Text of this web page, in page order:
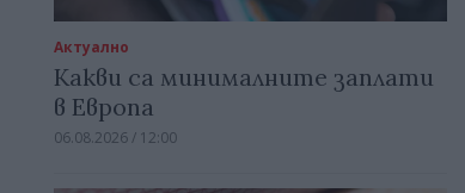
Актуално
Какви са минималните заплати
в Европа
06.08.2026 / 12:00